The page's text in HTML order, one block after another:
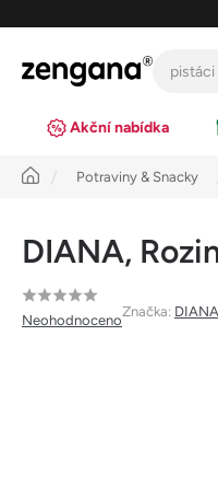
obsah
Akční nabídka
Úvod Potraviny & Snacky
DIANA,
Průměrné
hodnocení
Neohodnoceno
Značka: DIANA